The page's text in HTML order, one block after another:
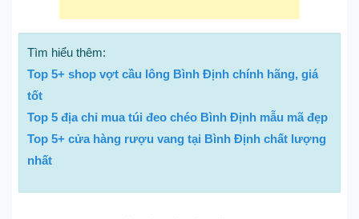
Tìm hiểu thêm:
Top 5+ shop vợt cầu lông Bình Định chính hãng, giá
tốt
Top 5 địa chỉ mua túi đeo chéo Bình Định mẫu mã đẹp
Top 5+ cửa hàng rượu vang tại Bình Định chất lượng
nhất